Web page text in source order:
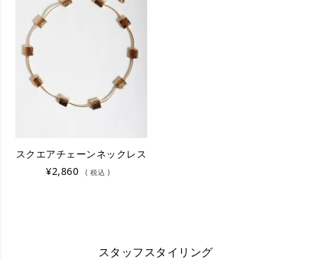
スクエアチェーンネックレス
¥2,860 税込
スタッフスタイリング